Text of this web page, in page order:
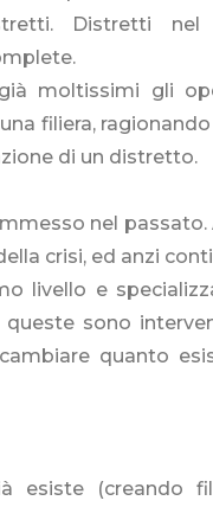
Distretti nel
moltissimi gli
filiera,
di un distretto.
nel passato.
crisi, ed anzi
livello e
sono
quanto
esiste (creando